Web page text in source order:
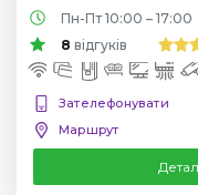
Пн-Пт 10:00 – 17:00
8 відгуків
Зателефонувати
Маршрут